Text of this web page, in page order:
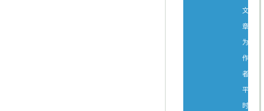
文
章
为
作
者
平
时